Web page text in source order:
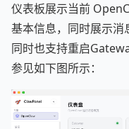
仪表板展示当前
基本信息，同时展示消
同时也支持重启
参见如下图所示：